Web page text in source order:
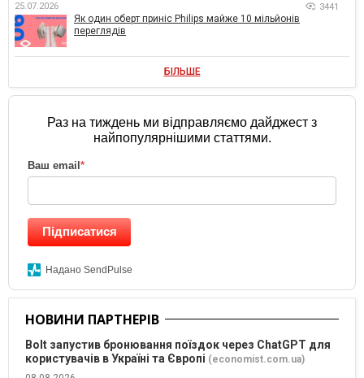
25.07.2026 3441
Як один оберт приніс Philips майже 10 мільйонів
переглядів
БІЛЬШЕ
Раз на тиждень ми відправляємо дайджест з
найпопулярнішими статтями.
Ваш email *
Підписатися
Надано SendPulse
НОВИНИ ПАРТНЕРІВ
Bolt запустив бронювання поїздок через ChatGPT для
користувачів в Україні та Європі (economist.com.ua)